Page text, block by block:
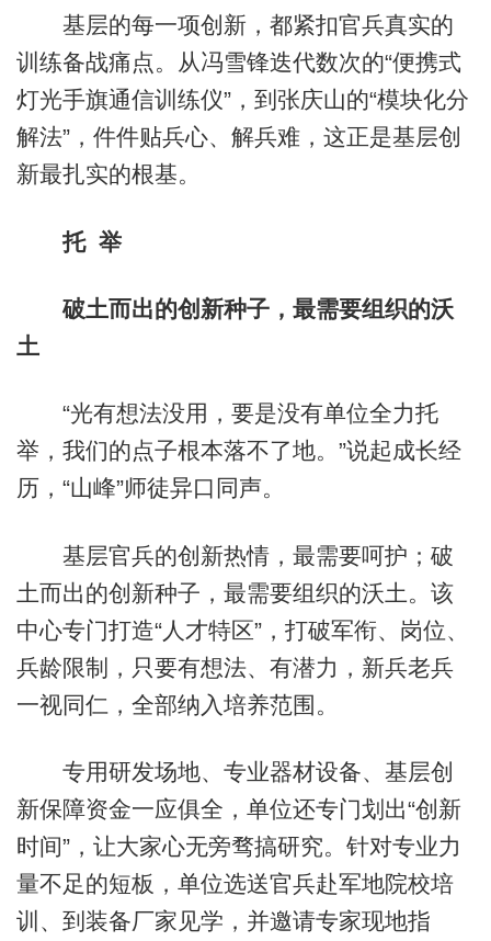
基层的每一项创新，都紧扣官兵真实的
训练备战痛点。从冯雪锋迭代数次的“便携式
灯光手旗通信训练仪”，到张庆山的“模块化分
解法”，件件贴兵心、解兵难，这正是基层创
新最扎实的根基。
托 举
破土而出的创新种子，最需要组织的沃
土
“光有想法没用，要是没有单位全力托
举，我们的点子根本落不了地。”说起成长经
历，“山峰”师徒异口同声。
基层官兵的创新热情，最需要呵护；破
土而出的创新种子，最需要组织的沃土。该
中心专门打造“人才特区”，打破军衔、岗位、
兵龄限制，只要有想法、有潜力，新兵老兵
一视同仁，全部纳入培养范围。
专用研发场地、专业器材设备、基层创
新保障资金一应俱全，单位还专门划出“创新
时间”，让大家心无旁骛搞研究。针对专业力
量不足的短板，单位选送官兵赴军地院校培
训、到装备厂家见学，并邀请专家现地指